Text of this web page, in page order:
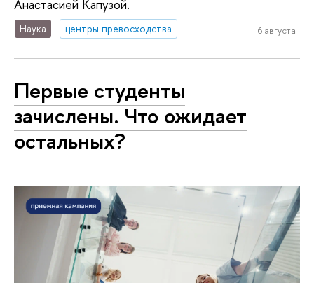
Анастасией Капузой.
Наука центры превосходства 6 августа
Первые студенты
зачислены. Что ожидает
остальных?